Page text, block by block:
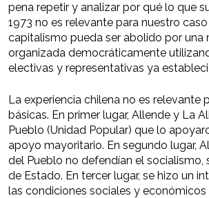
pena repetir y analizar por qué lo que
1973 no es relevante para nuestro
capitalismo pueda ser abolido por una
organizada democráticamente
electivas y representativas ya
La experiencia chilena no es relevante
básicas. En primer lugar, Allende y La
Pueblo (Unidad Popular) que lo
apoyo mayoritario. En segundo lugar,
del Pueblo no defendían el socialismo,
de Estado. En tercer lugar, se hizo un
las condiciones sociales y